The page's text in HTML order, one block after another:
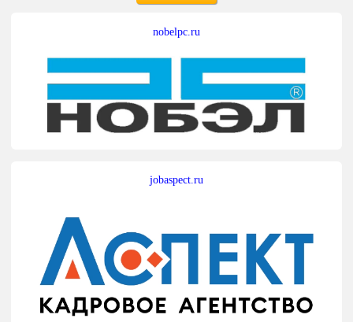
nobelpc.ru
jobaspect.ru